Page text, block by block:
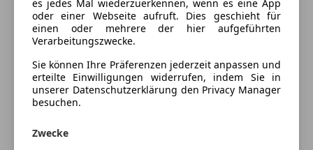
Nebelscheinwerfer
Seitenairbag
Servolenkung
Wegfahrsperre
Zentralverriegelung
Kilometerstand: 151.701 (Original Garantiert)
Klima, Tempomat, Elektrische Fensterheber
Mehr anzeigen
es jedes Mal wiederzuerkennen, wenn es eine App
oder einer Webseite aufruft. Dies geschieht für
einen oder mehrere der hier aufgeführten
Verarbeitungszwecke.
Sie können Ihre Präferenzen jederzeit anpassen und
erteilte Einwilligungen widerrufen, indem Sie in
unserer Datenschutzerklärung den Privacy Manager
besuchen.
Zwecke